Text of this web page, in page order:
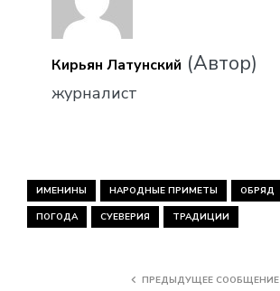
Кирьян Латунский (Автор)
журналист
ИМЕНИНЫ НАРОДНЫЕ ПРИМЕТЫ ОБРЯД
ПОГОДА СУЕВЕРИЯ ТРАДИЦИИ
ПРЕДЫДУЩЕЕ СООБЩЕНИЕ